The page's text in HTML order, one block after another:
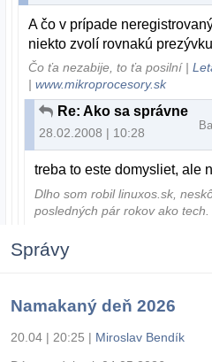
A čo v prípade
niekto zvolí rovnakú
Čo ťa nezabije, to ťa posilní |
|www.mikroprocesory.sk
Re: Ako sa správne
28.02.2008 | 10:28
treba to este domysliet, ale
Dlho som robil linuxos.sk,
posledných pár rokov ako
Správy
Namakaný deň 2026
20.04 | 20:25 | Miroslav Bendík